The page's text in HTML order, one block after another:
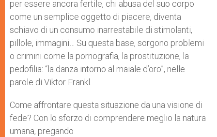
per essere ancora fertile, chi abusa del suo corpo
come un semplice oggetto di piacere, diventa
schiavo di un consumo inarrestabile di stimolanti,
pillole, immagini… Su questa base, sorgono problemi
o crimini come la pornografia, la prostituzione, la
pedofilia: “la danza intorno al maiale d’oro”, nelle
parole di Viktor Frankl.
Come affrontare questa situazione da una visione di
fede? Con lo sforzo di comprendere meglio la natura
umana, pregando